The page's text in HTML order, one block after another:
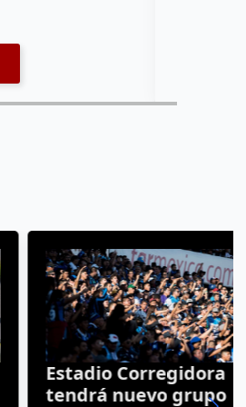
Estadio Corregidora
tendrá nuevo grupo